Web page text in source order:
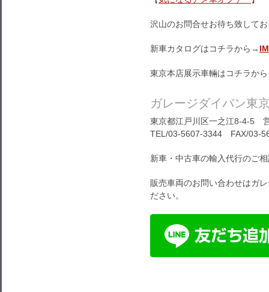
沢山のお問合せお待ち致して
新車カタログはコチラから→
東京本店展示車輛はコチラか
ガレージダイバン東
東京都江戸川区一之江8-4-5
TEL/03-5607-3344 FAX/03-
新車・中古車の輸入代行のご
販売車両のお問い合わせはガ
ださい。